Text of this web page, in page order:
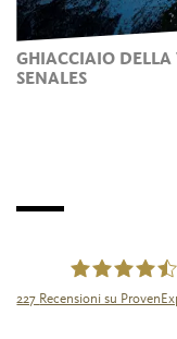
GHIACCIAIO
SENALES
227 Recensioni su